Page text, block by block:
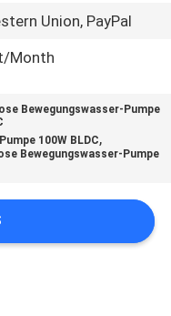
Union, PayPal
Month
Bewegungswasser-Pumpe
100W BLDC,
Bewegungswasser-Pumpe